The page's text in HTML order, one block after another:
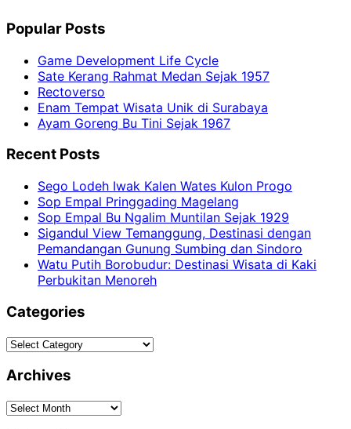
Popular Posts
Game Development Life Cycle
Sate Kerang Rahmat Medan Sejak 1957
Rectoverso
Enam Tempat Wisata Unik di Surabaya
Ayam Goreng Bu Tini Sejak 1967
Recent Posts
Sego Lodeh Iwak Kalen Wates Kulon Progo
Sop Empal Pringgading Magelang
Sop Empal Bu Ngalim Muntilan Sejak 1929
Sigandul View Temanggung, Destinasi dengan
Pemandangan Gunung Sumbing dan Sindoro
Watu Putih Borobudur: Destinasi Wisata di Kaki
Perbukitan Menoreh
Categories
Categories
Archives
Archives